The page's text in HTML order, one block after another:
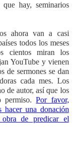
hay, seminarios
ahora van a casi
todos los meses
cientos miran los
YouTube y vienen
de sermones se dan
cada mes. Los
de autor, así que los
permiso.Por favor,
hacer una donación
obra de predicar el